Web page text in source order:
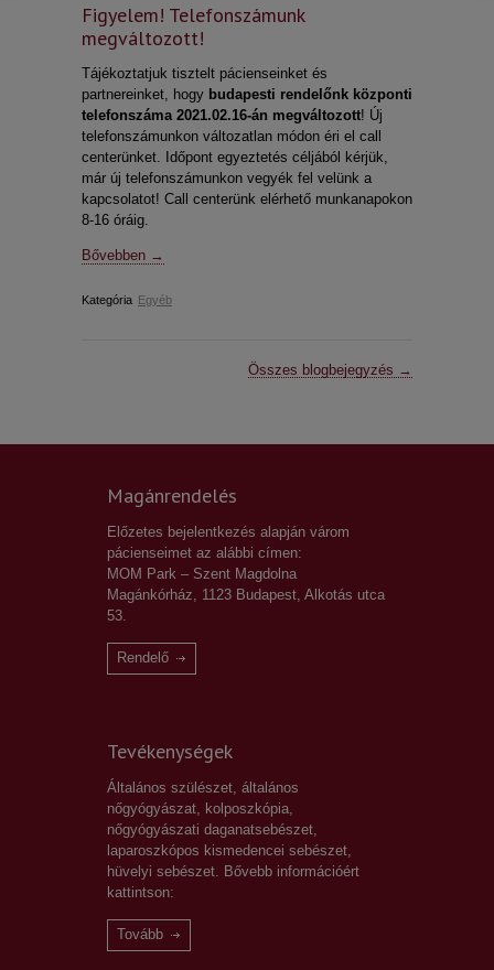
Figyelem! Telefonszámunk
megváltozott!
Tájékoztatjuk tisztelt pácienseinket és
partnereinket, hogy budapesti rendelőnk központi
telefonszáma 2021.02.16-án megváltozott! Új
telefonszámunkon változatlan módon éri el call
centerünket. Időpont egyeztetés céljából kérjük,
már új telefonszámunkon vegyék fel velünk a
kapcsolatot! Call centerünk elérhető munkanapokon
8-16 óráig.
Bővebben →
Kategória Egyéb
Összes blogbejegyzés →
Magánrendelés
Előzetes bejelentkezés alapján várom
pácienseimet az alábbi címen:
MOM Park – Szent Magdolna
Magánkórház, 1123 Budapest, Alkotás utca
53.
Rendelő
Tevékenységek
Általános szülészet, általános
nőgyógyászat, kolposzkópia,
nőgyógyászati daganatsebészet,
laparoszkópos kismedencei sebészet,
hüvelyi sebészet. Bővebb információért
kattintson:
Tovább